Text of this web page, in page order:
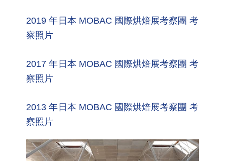
2019 年日本 MOBAC 國際烘焙展考察團 考
察照片
2017 年日本 MOBAC 國際烘焙展考察團 考
察照片
2013 年日本 MOBAC 國際烘焙展考察團 考
察照片